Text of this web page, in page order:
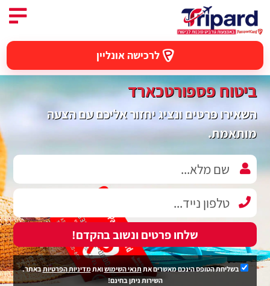
לרכישה אונליין
ביטוח פספורטכארד
השאירו פרטים ונציג יחזור אליכם עם הצעה
מותאמת.
שלחו פרטים ונשוב בהקדם!
בשליחת הטופס הינכם מאשרים אתתנאי השימושואתמדיניות הפרטיותבאתר.
השירות ניתן בחינם!